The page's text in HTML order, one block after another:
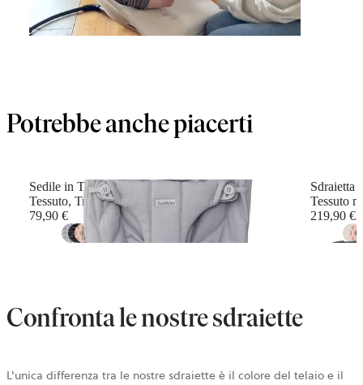
Potrebbe anche piacerti
Sedile in Tessuto per Sdraietta Bliss
Tessuto, Trapunto a petalo, Grigio chiaro
79,90 €
12
Sdraietta
Tessuto
219,90 €
Confronta le nostre sdraiette
L'unica differenza tra le nostre sdraiette è il colore del telaio e il